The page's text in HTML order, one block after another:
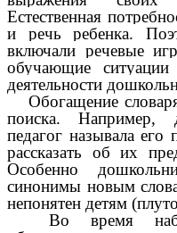
Естественная
и речь ребенка.
включали речевые
обучающие ситуации
деятельности
Обогащение
поиска. Например,
педагог называла его
рассказать об их
Особенно
синонимы новым
непонятен детям
Во время